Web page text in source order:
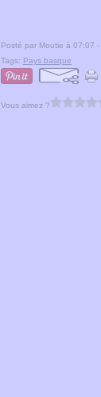
Posté par Moutie à 07:07 -
Tags: Pays basque
Vous aimez ?